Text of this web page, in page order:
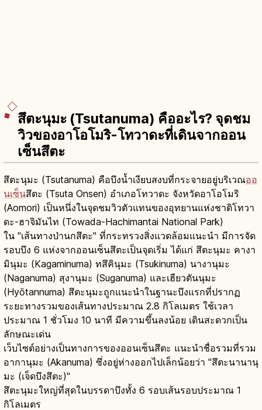
สึตะนุมะ (Tsutanuma) คืออะไร? จุดชม
วิวของอาโอโมริ-โทวาดะที่เดินจากออน
เซ็นสึตะ
สึตะนุมะ (Tsutanuma) คือบึงน้ำเงียบสงบที่กระจายอยู่บริเวณออ
นเซ็นสึตะ (Tsuta Onsen) อำเภอโทวาดะ จังหวัดอาโอโมริ
(Aomori) เป็นหนึ่งในจุดชมวิวตัวแทนของอุทยานแห่งชาติโทวา
ดะ-ฮาจิมันไท (Towada-Hachimantai National Park)
ใน "เส้นทางป่านกสึตะ" ที่กระทรวงสิ่งแวดล้อมแนะนำ มีการจัด
รอบบึง 6 แห่งจากออนเซ็นสึตะเป็นจุดเริ่ม ได้แก่ สึตะนุมะ คางา
มินุมะ (Kagaminuma) ทสึคินุมะ (Tsukinuma) นางานุมะ
(Naganuma) สุงานุมะ (Suganuma) และเฮียวตันนุมะ
(Hyōtannuma) สึตะนุมะถูกแนะนำในฐานะบึงแรกที่ปรากฏ
ระยะทางรวมของเส้นทางประมาณ 2.8 กิโลเมตร ใช้เวลา
ประมาณ 1 ชั่วโมง 10 นาที มีความขึ้นลงน้อย เดินสะดวกเป็น
ลักษณะเด่น
เว็บไซต์อย่างเป็นทางการของออนเซ็นสึตะ แนะนำชื่อรวมที่รวม
อากานุมะ (Akanuma) ซึ่งอยู่ห่างออกไปเล็กน้อยว่า "สึตะนานานุ
มะ (เจ็ดบึงสึตะ)"
สึตะนุมะใหญ่ที่สุดในบรรดาบึงทั้ง 6 รอบเส้นรอบประมาณ 1
กิโลเมตร